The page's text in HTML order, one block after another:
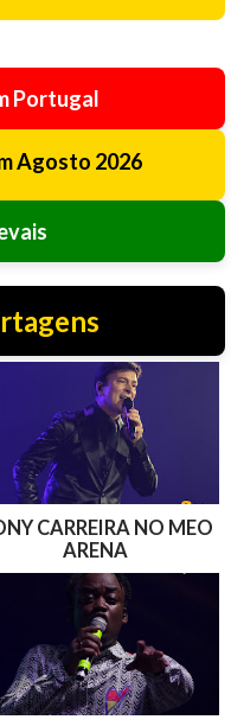
Portugal
Agosto 2026
CARREIRA NO MEO
ARENA